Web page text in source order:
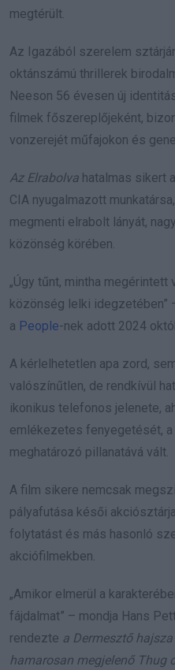
megtérült.
Az Igazából szerelem
oktánszámú thrillerek
Neeson 56 évesen új
filmek főszereplőjeként,
vonzerejét műfajokon és
Az Elrabolva hatalmas sikert
CIA nyugalmazott
megmenti elrabolt lányát,
közönség körében.
„Úgy tűnt, mintha
közönség lelki idegzetében”
a People-nek adott 2024
A kérlelhetetlen apa zord,
valószínűtlen, de rendkívül
ikonikus telefonos jelenete,
emlékezetes fenyegetését,
meghatározó pillanatává vált.
A film sikere nemcsak
pályafutása késői
folytatást és más hasonló
akciófilmekben.
„Amikor elmerül a
fájdalmat” – mondja Hans
rendezte a Dermesztő
hamarosan megjelenő Thug